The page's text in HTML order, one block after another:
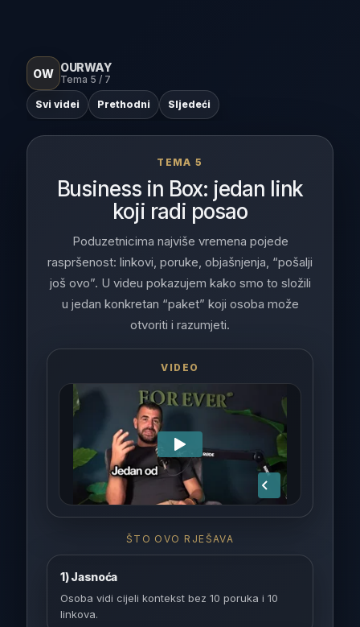
OW OURWAY
Tema 5 / 7
Svi videi Prethodni Sljedeći
TEMA 5
Business in Box: jedan link
koji radi posao
Poduzetnicima najviše vremena pojede
raspršenost: linkovi, poruke, objašnjenja, “pošalji
još ovo”. U videu pokazujem kako smo to složili
u jedan konkretan “paket” koji osoba može
otvoriti i razumjeti.
VIDEO
ŠTO OVO RJEŠAVA
1) Jasnoća
Osoba vidi cijeli kontekst bez 10 poruka i 10
linkova.